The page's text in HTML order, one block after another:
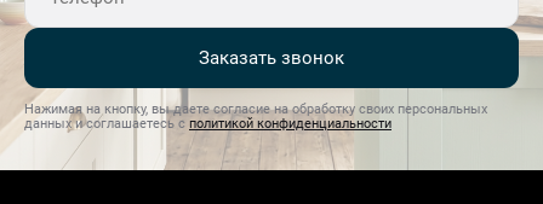
Заказать звонок
Нажимая на кнопку, вы даете согласие на обработку своих персональных
данных и соглашаетесь с политикой конфиденциальности